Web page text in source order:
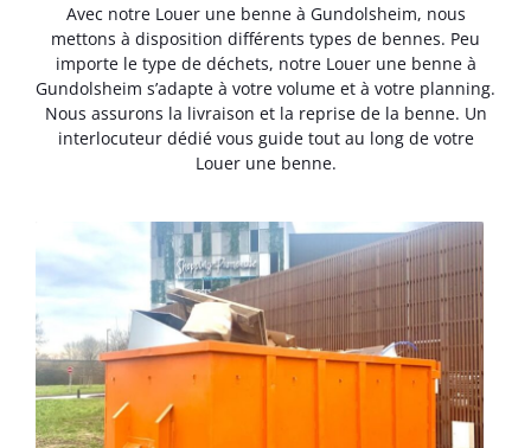
Avec notre Louer une benne à Gundolsheim, nous
mettons à disposition différents types de bennes. Peu
importe le type de déchets, notre Louer une benne à
Gundolsheim s’adapte à votre volume et à votre planning.
Nous assurons la livraison et la reprise de la benne. Un
interlocuteur dédié vous guide tout au long de votre
Louer une benne.